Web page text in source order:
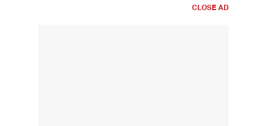
CLOSE AD